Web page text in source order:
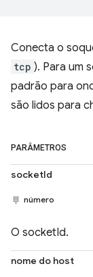
Conecta o
tcp ). Para um
padrão para
são lidos para
PARÂMETROS
socketId
número
O socketId.
nome do host